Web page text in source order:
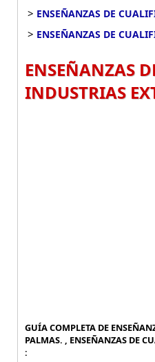
> ENSEÑANZAS DE
> ENSEÑANZAS DE
ENSEÑANZAS
INDUSTRIAS
GUÍA COMPLETA DE
PALMAS. , ENSEÑANZAS DE
: